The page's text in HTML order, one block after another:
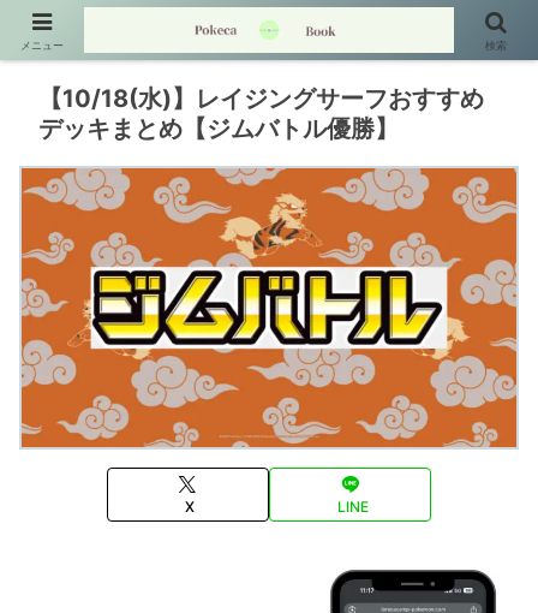
【10/18(水)】レイジングサーフおすすめ
デッキまとめ【ジムバトル優勝】
X LINE
メニュー 検索